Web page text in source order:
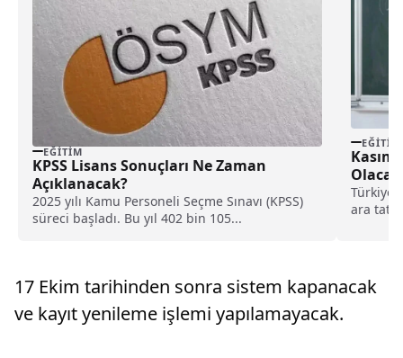
EĞITIM
KPSS Lisans Sonuçları Ne Zaman
Açıklanacak?
2025 yılı Kamu Personeli Seçme Sınavı (KPSS)
süreci başladı. Bu yıl 402 bin 105...
EĞITIM
ara tatil
17 Ekim tarihinden sonra sistem kapanacak
ve kayıt yenileme işlemi yapılamayacak.